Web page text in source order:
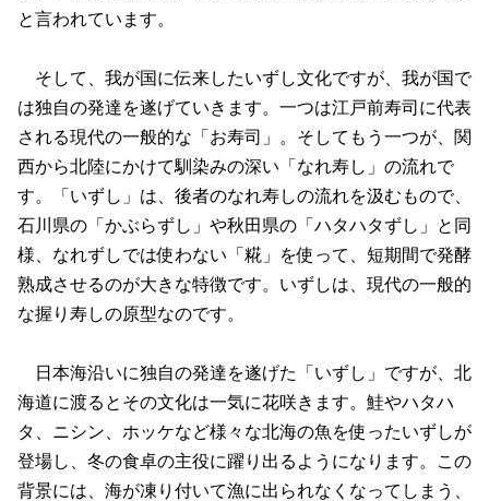
と言われています。
そして、我が国に伝来したいずし文化ですが、我が国で
は独自の発達を遂げていきます。一つは江戸前寿司に代表
される現代の一般的な「お寿司」。そしてもう一つが、関
西から北陸にかけて馴染みの深い「なれ寿し」の流れで
す。「いずし」は、後者のなれ寿しの流れを汲むもので、
石川県の「かぶらずし」や秋田県の「ハタハタずし」と同
様、なれずしでは使わない「糀」を使って、短期間で発酵
熟成させるのが大きな特徴です。いずしは、現代の一般的
な握り寿しの原型なのです。
日本海沿いに独自の発達を遂げた「いずし」ですが、北
海道に渡るとその文化は一気に花咲きます。鮭やハタハ
タ、ニシン、ホッケなど様々な北海の魚を使ったいずしが
登場し、冬の食卓の主役に躍り出るようになります。この
背景には、海が凍り付いて漁に出られなくなってしまう、